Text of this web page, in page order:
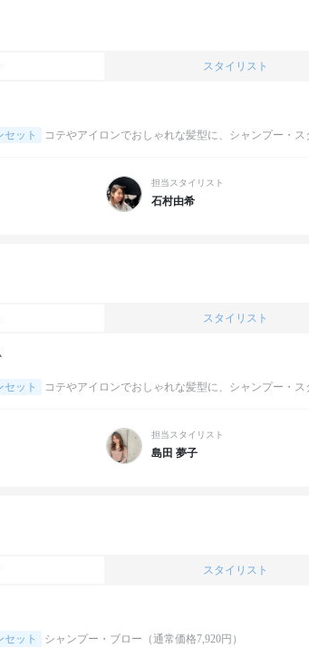
スタイリスト
セット コテやアイロンでおしゃれな髪型に、シャンプー・ス
担当スタイリスト
石村由希
スタイリスト
セット コテやアイロンでおしゃれな髪型に、シャンプー・ス
担当スタイリスト
島田 夢子
スタイリスト
セット シャンプー・ブロー（通常価格7,920円）